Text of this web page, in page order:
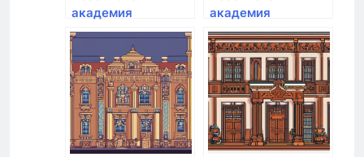
академия
народного
хозяйства и
государственной
службы при
Президенте РФ
академия
народного
хозяйства и
государственной
службы при
Президенте РФ